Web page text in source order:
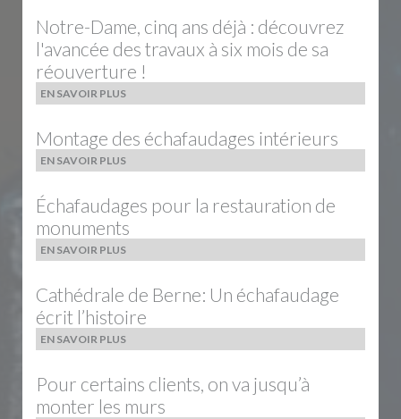
Notre-Dame, cinq ans déjà : découvrez
l'avancée des travaux à six mois de sa
réouverture !
EN SAVOIR PLUS
Montage des échafaudages intérieurs
EN SAVOIR PLUS
Échafaudages pour la restauration de
monuments
EN SAVOIR PLUS
Cathédrale de Berne: Un échafaudage
écrit l’histoire
EN SAVOIR PLUS
Pour certains clients, on va jusqu’à
monter les murs